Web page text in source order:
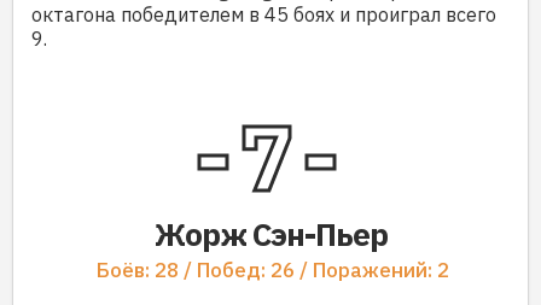
октагона победителем в 45 боях и проиграл всего
9.
7
Жорж Сэн-Пьер
Боёв: 28 / Побед: 26 / Поражений: 2